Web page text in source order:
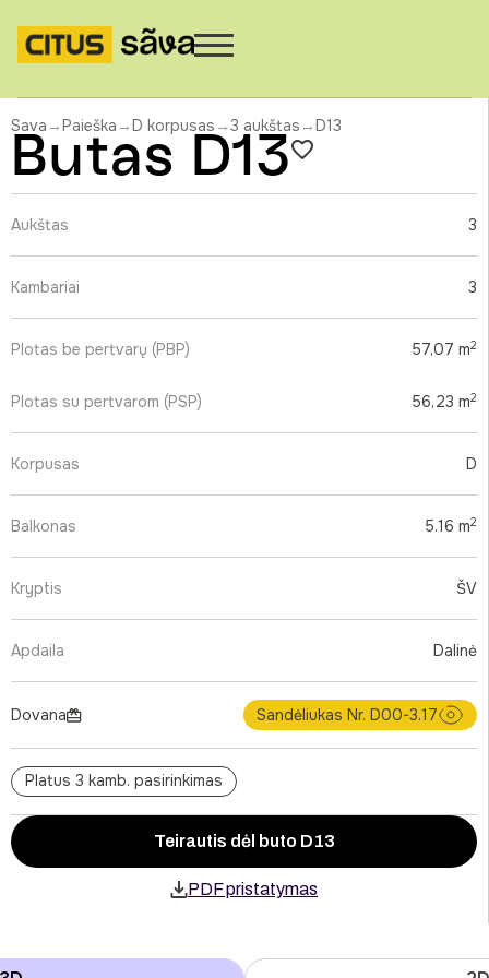
Sava →Paieška →D korpusas →3 aukštas →D13
Butas D13
Aukštas 3
Kambariai 3
Plotas be pertvarų (PBP) 57,07 m2
Plotas su pertvarom (PSP) 56,23 m2
Korpusas D
Balkonas 5.16 m2
Kryptis ŠV
Apdaila Dalinė
Dovana Sandėliukas Nr. D00-3.17
Platus 3 kamb. pasirinkimas
Teirautis dėl buto D13
PDF pristatymas